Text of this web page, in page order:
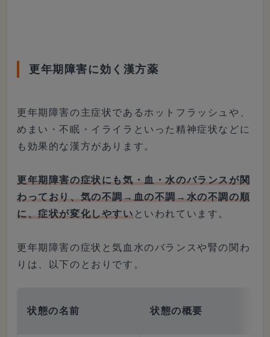
更年期障害に効く漢方薬
更年期障害の主症状であるホットフラッシュや、
めまい・不眠・イライラといった精神症状などに
も効果的な漢方があります。
更年期障害の症状にも気・血・水のバランスが関
わっており、気の不調→血の不調→水の不調の順
に、症状が変化しやすいといわれています。
更年期障害の症状と気血水のバランスや腎の関わ
りは、以下のとおりです。
状態の名前 状態の概要